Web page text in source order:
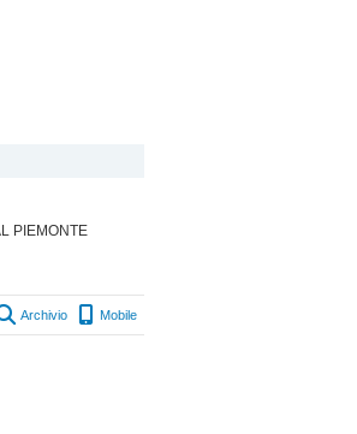
PIEMONTE
Archivio Mobile